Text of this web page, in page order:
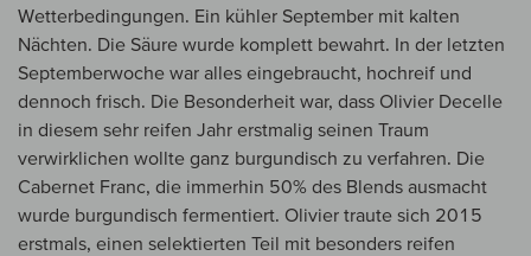
Wetterbedingungen. Ein kühler September mit kalten
Nächten. Die Säure wurde komplett bewahrt. In der letzten
Septemberwoche war alles eingebraucht, hochreif und
dennoch frisch. Die Besonderheit war, dass Olivier Decelle
in diesem sehr reifen Jahr erstmalig seinen Traum
verwirklichen wollte ganz burgundisch zu verfahren. Die
Cabernet Franc, die immerhin 50% des Blends ausmacht
wurde burgundisch fermentiert. Olivier traute sich 2015
erstmals, einen selektierten Teil mit besonders reifen